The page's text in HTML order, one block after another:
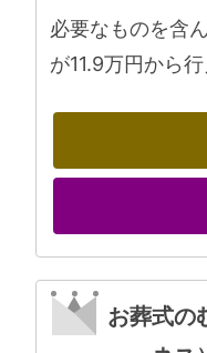
必要なものを含
が11.9万円から行
お葬式の